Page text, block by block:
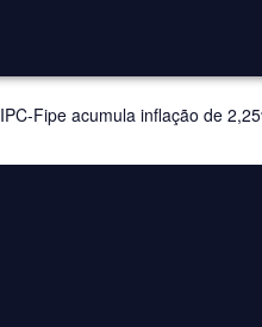
IPC-Fipe acumula inflação de